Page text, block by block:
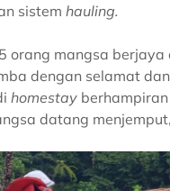
sistem hauling.
orang mangsa berjaya
dengan selamat
homestay
datang